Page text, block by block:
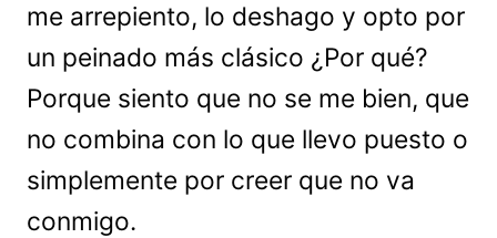
me arrepiento, lo deshago y opto por
un peinado más clásico ¿Por qué?
Porque siento que no se me bien, que
no combina con lo que llevo puesto o
simplemente por creer que no va
conmigo.